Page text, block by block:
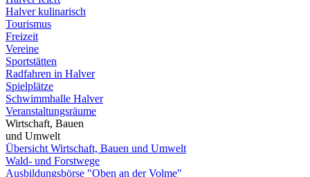
Halver kulinarisch
Tourismus
Freizeit
Vereine
Sportstätten
Radfahren in Halver
Spielplätze
Schwimmhalle Halver
Veranstaltungsräume
Wirtschaft, Bauen
und Umwelt
Übersicht Wirtschaft, Bauen und Umwelt
Wald- und Forstwege
Ausbildungsbörse "Oben an der Volme"